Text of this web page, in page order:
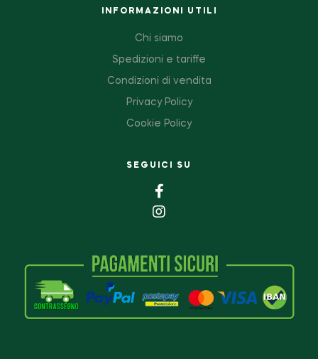
INFORMAZIONI UTILI
Chi siamo
Spedizioni e tariffe
Condizioni di vendita
Privacy Policy
Cookie Policy
SEGUICI SU